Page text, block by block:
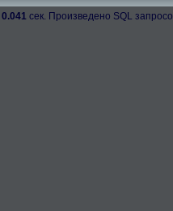
0.041 сек. Произведено SQL